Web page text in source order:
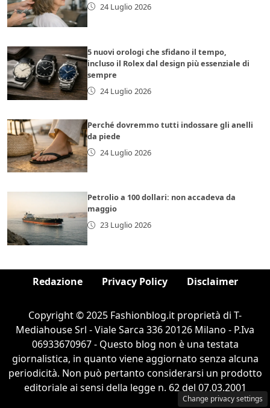
24 Luglio 2026
5 nuovi orologi che sfidano il tempo,
incluso il Rolex dal design più essenziale di
sempre
24 Luglio 2026
Perché dovremmo tutti indossare gli anelli
da piede
24 Luglio 2026
Petrolio a 100 dollari: non accadeva da
maggio
23 Luglio 2026
Redazione Privacy Policy Disclaimer
Copyright © 2025 Fashionblog.it proprietà di T-
Mediahouse Srl - Viale Sarca 336 20126 Milano - P.Iva
06933670967 - Questo blog non è una testata
giornalistica, in quanto viene aggiornato senza alcuna
periodicità. Non può pertanto considerarsi un prodotto
editoriale ai sensi della legge n. 62 del 07.03.2001
Change privacy settings